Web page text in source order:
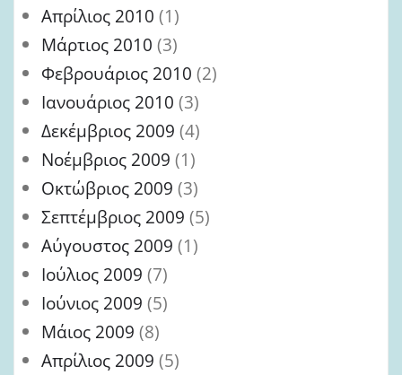
Απρίλιος 2010 (1)
Μάρτιος 2010 (3)
Φεβρουάριος 2010 (2)
Ιανουάριος 2010 (3)
Δεκέμβριος 2009 (4)
Νοέμβριος 2009 (1)
Οκτώβριος 2009 (3)
Σεπτέμβριος 2009 (5)
Αύγουστος 2009 (1)
Ιούλιος 2009 (7)
Ιούνιος 2009 (5)
Μάιος 2009 (8)
Απρίλιος 2009 (5)